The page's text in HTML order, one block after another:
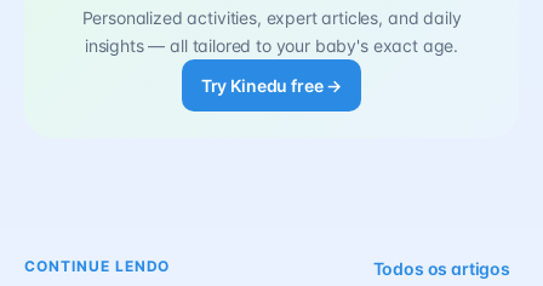
Personalized activities, expert articles, and daily
insights — all tailored to your baby's exact age.
Try Kinedu free →
CONTINUE LENDO
Todos os artigos